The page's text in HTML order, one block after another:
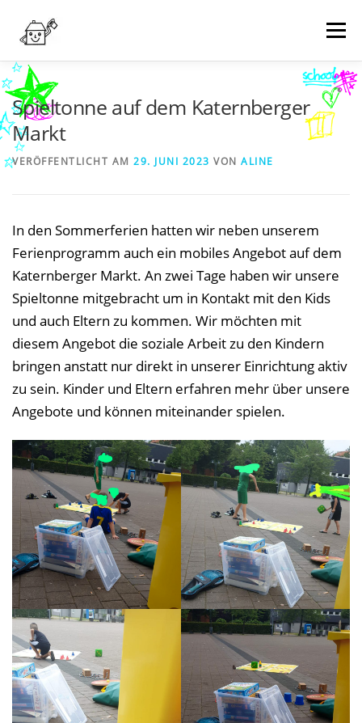
Inhalt
springen
Menü
NEWS
Spieltonne auf dem Katernberger
Markt
VERÖFFENTLICHT AM 29. JUNI 2023 VON ALINE
In den Sommerferien hatten wir neben unserem
Ferienprogramm auch ein mobiles Angebot auf dem
Katernberger Markt. An zwei Tage haben wir unsere
Spieltonne mitgebracht um in Kontakt mit den Kids
und auch Eltern zu kommen. Wir möchten mit
diesem Angebot die soziale Arbeit zu den Kindern
bringen anstatt nur direkt in unserer Einrichtung aktiv
zu sein. Kinder und Eltern erfahren mehr über unsere
Angebote und können miteinander spielen.